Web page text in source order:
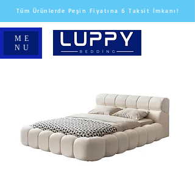
ME
NU
Tüm Ürünlerde Peşin Fiyatına 6 Taksit İmkanı!